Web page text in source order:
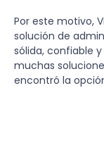
Por este motivo,
solución de
sólida, confiable
muchas
encontró la